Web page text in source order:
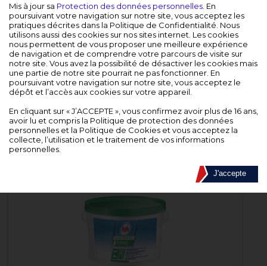
Mis à jour sa Protection des données personnelles . En
poursuivant votre navigation sur notre site, vous acceptez les
pratiques décrites dans la Politique de Confidentialité. Nous
utilisons aussi des cookies sur nos sites internet. Les cookies
nous permettent de vous proposer une meilleure expérience
de navigation et de comprendre votre parcours de visite sur
notre site. Vous avez la possibilité de désactiver les cookies mais
une partie de notre site pourrait ne pas fonctionner. En
poursuivant votre navigation sur notre site, vous acceptez le
dépôt et l’accès aux cookies sur votre appareil.
En cliquant sur « J’ACCEPTE », vous confirmez avoir plus de 16 ans,
avoir lu et compris la Politique de protection des données
personnelles et la Politique de Cookies et vous acceptez la
collecte, l’utilisation et le traitement de vos informations
personnelles.
J'accepte
EQUIPE COMMERCIALE
CONTACT
BOITE À OUTILS
CATALOGUE INTERACTIF
Accueil>PISCINE>Equilibre de l'eau>Neutralisateur
NEUTRALISATEUR